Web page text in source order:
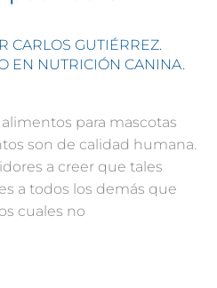
CARLOS GUTIÉRREZ.
EN NUTRICIÓN CANINA.
para mascotas
son de calidad humana.
a creer que tales
a todos los demás que
cuales no